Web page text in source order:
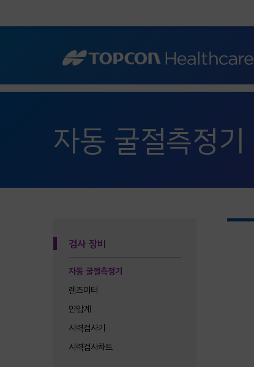
to
자동 굴절측정기
검사 장비
자동 굴절측정기
렌즈미터
안압계
시력검사기
시력검사차트